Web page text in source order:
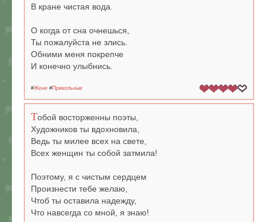
В кране чистая вода.
О когда от сна очнешься,
Ты пожалуйста не злись.
Обними меня покрепче
И конечно улыбнись.
#Жене #Прикольные
Тобой восторженны поэты,
Художников ты вдохновила,
Ведь ты милее всех на свете,
Всех женщин ты собой затмила!
Поэтому, я с чистым сердцем
Произнести тебе желаю,
Чтоб ты оставила надежду,
Что навсегда со мной, я знаю!